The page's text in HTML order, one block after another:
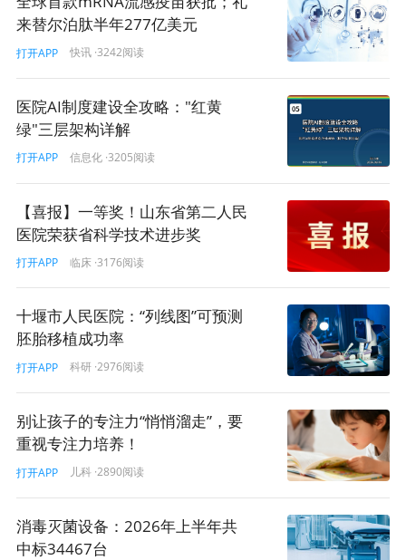
来替尔泊肽半年277亿美元
打开APP 快讯 ·3242阅读
医院AI制度建设全攻略："红黄
绿"三层架构详解
打开APP 信息化 ·3205阅读
【喜报】一等奖！山东省第二人民
医院荣获省科学技术进步奖
打开APP 临床 ·3176阅读
十堰市人民医院：“列线图”可预测
胚胎移植成功率
打开APP 科研 ·2976阅读
别让孩子的专注力“悄悄溜走”，要
重视专注力培养！
打开APP 儿科 ·2890阅读
消毒灭菌设备：2026年上半年共
中标34467台